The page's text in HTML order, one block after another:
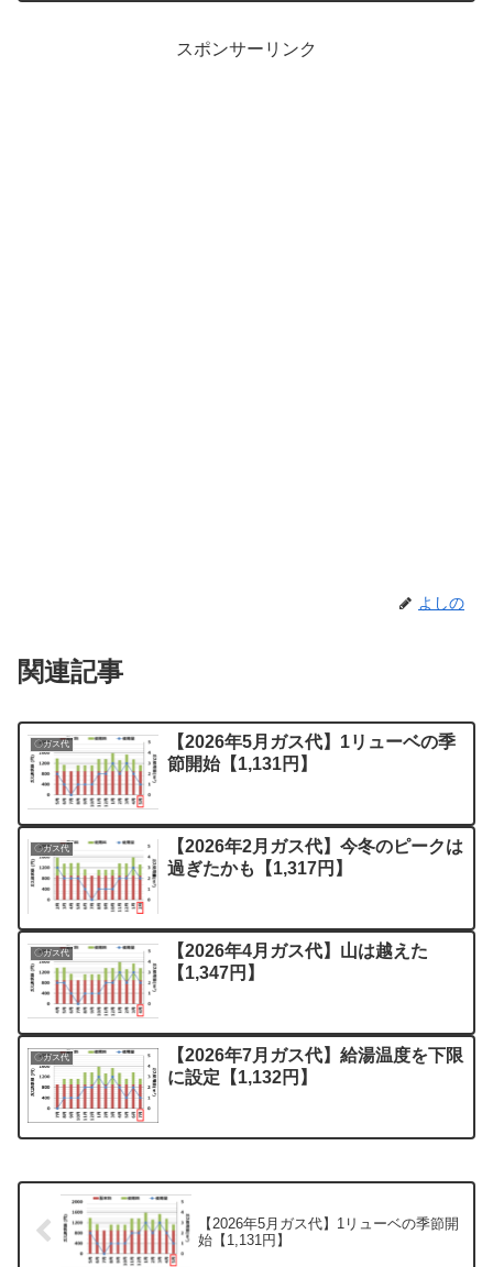
スポンサーリンク
よしの
関連記事
〇ガス代
【2026年5月ガス代】1リューベの季
節開始【1,131円】
〇ガス代
【2026年2月ガス代】今冬のピークは
過ぎたかも【1,317円】
〇ガス代
【2026年4月ガス代】山は越えた
【1,347円】
〇ガス代
【2026年7月ガス代】給湯温度を下限
に設定【1,132円】
【2026年5月ガス代】1リューベの季節開
始【1,131円】